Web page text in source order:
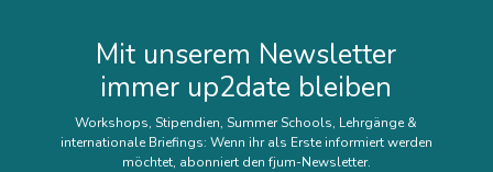
Mit unserem Newsletter
immer up2date bleiben
Workshops, Stipendien, Summer Schools, Lehrgänge &
internationale Briefings: Wenn ihr als Erste informiert werden
möchtet, abonniert den fjum-Newsletter.